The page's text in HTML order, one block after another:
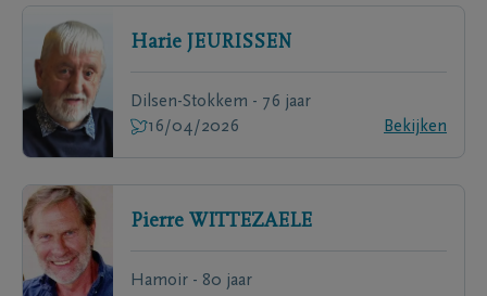
Harie JEURISSEN
Dilsen-Stokkem - 76 jaar
16/04/2026
Bekijken
Pierre WITTEZAELE
Hamoir - 80 jaar